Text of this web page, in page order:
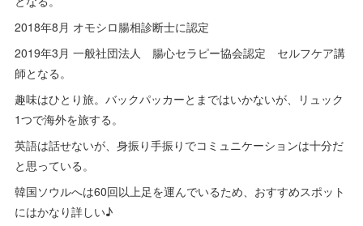
2018年8月 オモシロ腸相診断士に認定
2019年3月 一般社団法人 腸心セラピー協会認定 セルフケア講
師となる。
趣味はひとり旅。バックパッカーとまではいかないが、リュック
1つで海外を旅する。
英語は話せないが、身振り手振りでコミュニケーションは十分だ
と思っている。
韓国ソウルへは60回以上足を運んでいるため、おすすめスポット
にはかなり詳しい♪